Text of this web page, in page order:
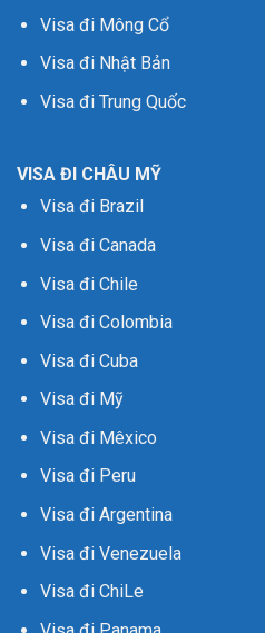
Visa đi Mông Cổ
Visa đi Nhật Bản
Visa đi Trung Quốc
VISA ĐI CHÂU MỸ
Visa đi Brazil
Visa đi Canada
Visa đi Chile
Visa đi Colombia
Visa đi Cuba
Visa đi Mỹ
Visa đi Mêxico
Visa đi Peru
Visa đi Argentina
Visa đi Venezuela
Visa đi ChiLe